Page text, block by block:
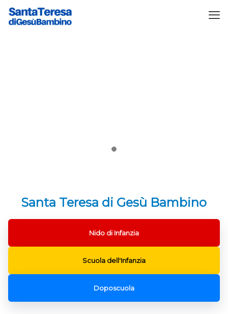
Santa Teresa di Gesù Bambino
Nido di Infanzia
Scuola dell'Infanzia
Doposcuola